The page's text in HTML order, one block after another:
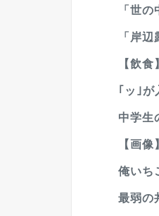
「世
「岸
【飲
｢ッ｣が
中学生
【画
俺いち
最弱の